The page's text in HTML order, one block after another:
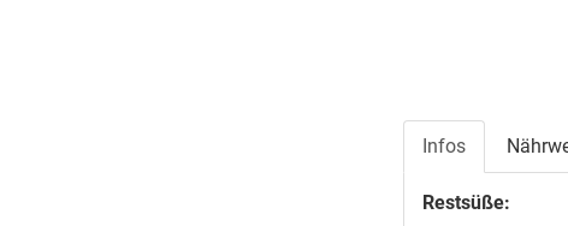
Infos
Restsüße: